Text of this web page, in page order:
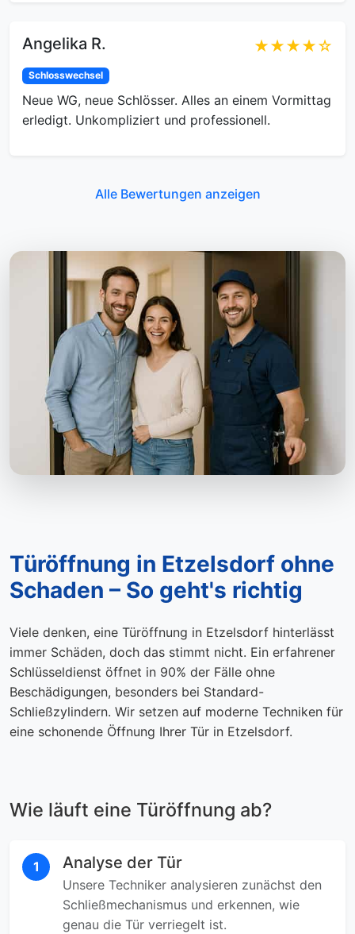
Angelika R. ★★★★☆
Schlosswechsel
Neue WG, neue Schlösser. Alles an einem Vormittag
erledigt. Unkompliziert und professionell.
Alle Bewertungen anzeigen
Türöffnung in Etzelsdorf ohne
Schaden – So geht's richtig
Viele denken, eine Türöffnung in Etzelsdorf hinterlässt
immer Schäden, doch das stimmt nicht. Ein erfahrener
Schlüsseldienst öffnet in 90% der Fälle ohne
Beschädigungen, besonders bei Standard-
Schließzylindern. Wir setzen auf moderne Techniken für
eine schonende Öffnung Ihrer Tür in Etzelsdorf.
Wie läuft eine Türöffnung ab?
1 Analyse der Tür
Unsere Techniker analysieren zunächst den
Schließmechanismus und erkennen, wie
genau die Tür verriegelt ist.